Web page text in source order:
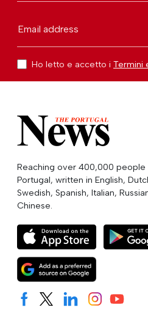
Email address
Ho letto e accetto i Termini
Reaching over 400,000
Portugal, written in English,
Swedish, Spanish, Italian,
Chinese.